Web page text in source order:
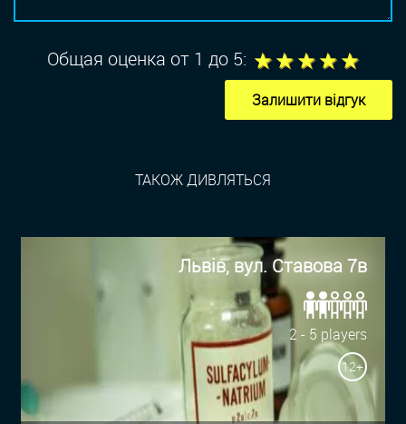
Общая оценка от 1 до 5: 4
3
2
1
Залишити відгук
ТАКОЖ ДИВЛЯТЬСЯ
Львів, вул. Ставова 7в
2 - 5 players
12+